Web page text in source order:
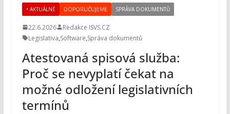
• AKTUÁLNĚ DOPORUČUJEME SPRÁVA DOKUMENTŮ
22.6.2026
Redakce ISVS.CZ
Legislativa,Software,Správa dokumentů
Atestovaná spisová služba:
Proč se nevyplatí čekat na
možné odložení legislativních
termínů